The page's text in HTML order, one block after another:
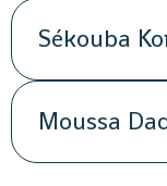
Sékouba
Moussa